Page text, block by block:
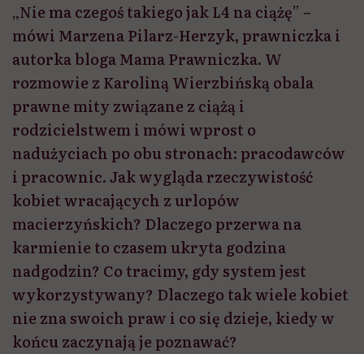
„Nie ma czegoś takiego jak L4 na ciążę” –
mówi Marzena Pilarz-Herzyk, prawniczka i
autorka bloga Mama Prawniczka. W
rozmowie z Karoliną Wierzbińską obala
prawne mity związane z ciążą i
rodzicielstwem i mówi wprost o
nadużyciach po obu stronach: pracodawców
i pracownic. Jak wygląda rzeczywistość
kobiet wracających z urlopów
macierzyńskich? Dlaczego przerwa na
karmienie to czasem ukryta godzina
nadgodzin? Co tracimy, gdy system jest
wykorzystywany? Dlaczego tak wiele kobiet
nie zna swoich praw i co się dzieje, kiedy w
końcu zaczynają je poznawać?